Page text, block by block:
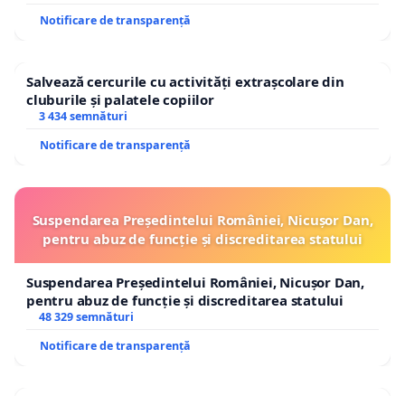
Notificare de transparență
Salvează cercurile cu activități extrașcolare din
cluburile și palatele copiilor
3 434 semnături
Notificare de transparență
Suspendarea Președintelui României, Nicușor Dan,
pentru abuz de funcție și discreditarea statului
Suspendarea Președintelui României, Nicușor Dan,
pentru abuz de funcție și discreditarea statului
48 329 semnături
Notificare de transparență